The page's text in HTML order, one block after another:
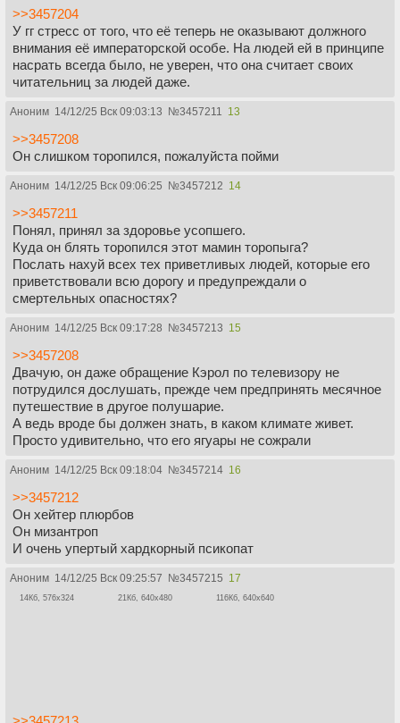
>>3457204
У гг стресс от того, что её теперь не оказывают должного
внимания её императорской особе. На людей ей в принципе
насрать всегда было, не уверен, что она считает своих
читательниц за людей даже.
Аноним 14/12/25 Вск 09:03:13 №3457211 13
>>3457208
Он слишком торопился, пожалуйста пойми
Аноним 14/12/25 Вск 09:06:25 №3457212 14
>>3457211
Понял, принял за здоровье усопшего.
Куда он блять торопился этот мамин торопыга?
Послать нахуй всех тех приветливых людей, которые его
приветствовали всю дорогу и предупреждали о
смертельных опасностях?
Аноним 14/12/25 Вск 09:17:28 №3457213 15
>>3457208
Двачую, он даже обращение Кэрол по телевизору не
потрудился дослушать, прежде чем предпринять месячное
путешествие в другое полушарие.
А ведь вроде бы должен знать, в каком климате живет.
Просто удивительно, что его ягуары не сожрали
Аноним 14/12/25 Вск 09:18:04 №3457214 16
>>3457212
Он хейтер плюрбов
Он мизантроп
И очень упертый хардкорный псикопат
Аноним 14/12/25 Вск 09:25:57 №3457215 17
14Кб, 576x324 21Кб, 640x480 116Кб, 640x640